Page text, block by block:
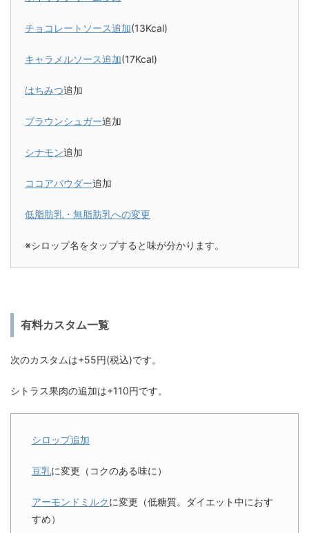
チョコレートソース追加(13Kcal)
キャラメルソース追加(17Kcal)
はちみつ追加
ブラウンシュガー追加
シナモン追加
ココアパウダー追加
低脂肪乳・無脂肪乳への変更
※シロップ名をタップすると味が分かります。
有料カスタム一覧
次のカスタムは+55円(税込)です。
シトラス果肉の追加は+110円です。
シロップ追加
豆乳に変更（コクのある味に）
アーモンドミルクに変更（低糖質。ダイエット中におす
すめ）